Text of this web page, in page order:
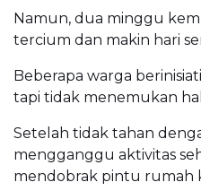
Namun, dua minggu
tercium dan makin hari
Beberapa warga
tapi tidak menemukan
Setelah tidak tahan
mengganggu aktivitas
mendobrak pintu rumah